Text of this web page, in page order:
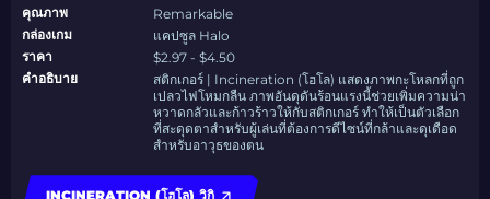
คุณภาพ
Remarkable
กล่องเกม
แคปซูล Halo
ราคา
$2.97 - $4.50
คำอธิบาย
สติกเกอร์ | Incineration (โฮโล) แสดงภาพกะโหลกที่ถูก
เปลวไฟโหมกลืน ภาพอันดุดันร้อนแรงนี้ช่วยเพิ่มความน่า
หวาดกลัวและก้าวร้าวให้กับสติกเกอร์ ทำให้เป็นตัวเลือก
ที่สะดุดตาสำหรับผู้เล่นที่ต้องการดีไซน์ที่กล้าและดุเดือด
สำหรับอาวุธของตน
INCINERATION (โฮโล) วิกิ